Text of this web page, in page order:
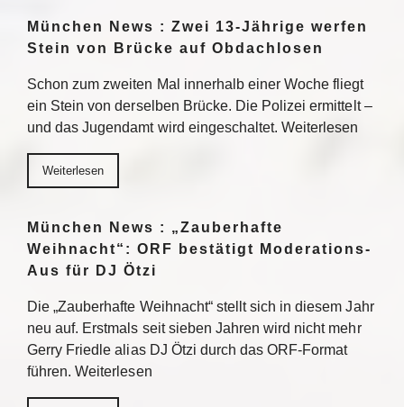
München News : Zwei 13-Jährige werfen
Stein von Brücke auf Obdachlosen
Schon zum zweiten Mal innerhalb einer Woche fliegt
ein Stein von derselben Brücke. Die Polizei ermittelt –
und das Jugendamt wird eingeschaltet. Weiterlesen
Weiterlesen
München News : „Zauberhafte
Weihnacht“: ORF bestätigt Moderations-
Aus für DJ Ötzi
Die „Zauberhafte Weihnacht“ stellt sich in diesem Jahr
neu auf. Erstmals seit sieben Jahren wird nicht mehr
Gerry Friedle alias DJ Ötzi durch das ORF-Format
führen. Weiterlesen